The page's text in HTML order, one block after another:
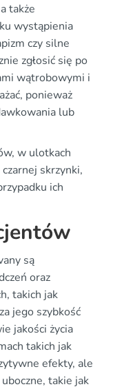
także
wystąpienia
czy silne
zgłosić się po
wątrobowymi i
ponieważ
lub
w ulotkach
skrzynki,
ich
są
oraz
takich jak
jego szybkość
jakości życia
takich jak
efekty, ale
takie jak